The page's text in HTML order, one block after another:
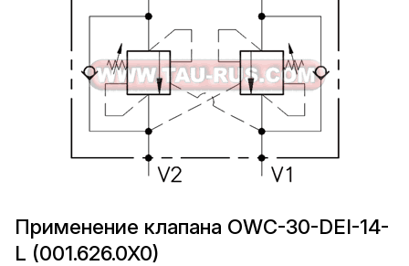
Применение клапана OWC-30-DEI-14-
L (001.626.0X0)